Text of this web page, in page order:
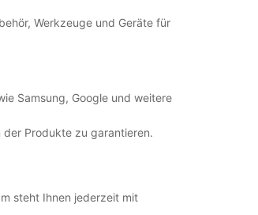
Werkzeuge und Geräte für
Samsung, Google und weitere
Produkte zu garantieren.
steht Ihnen jederzeit mit